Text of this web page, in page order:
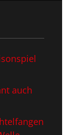
auch